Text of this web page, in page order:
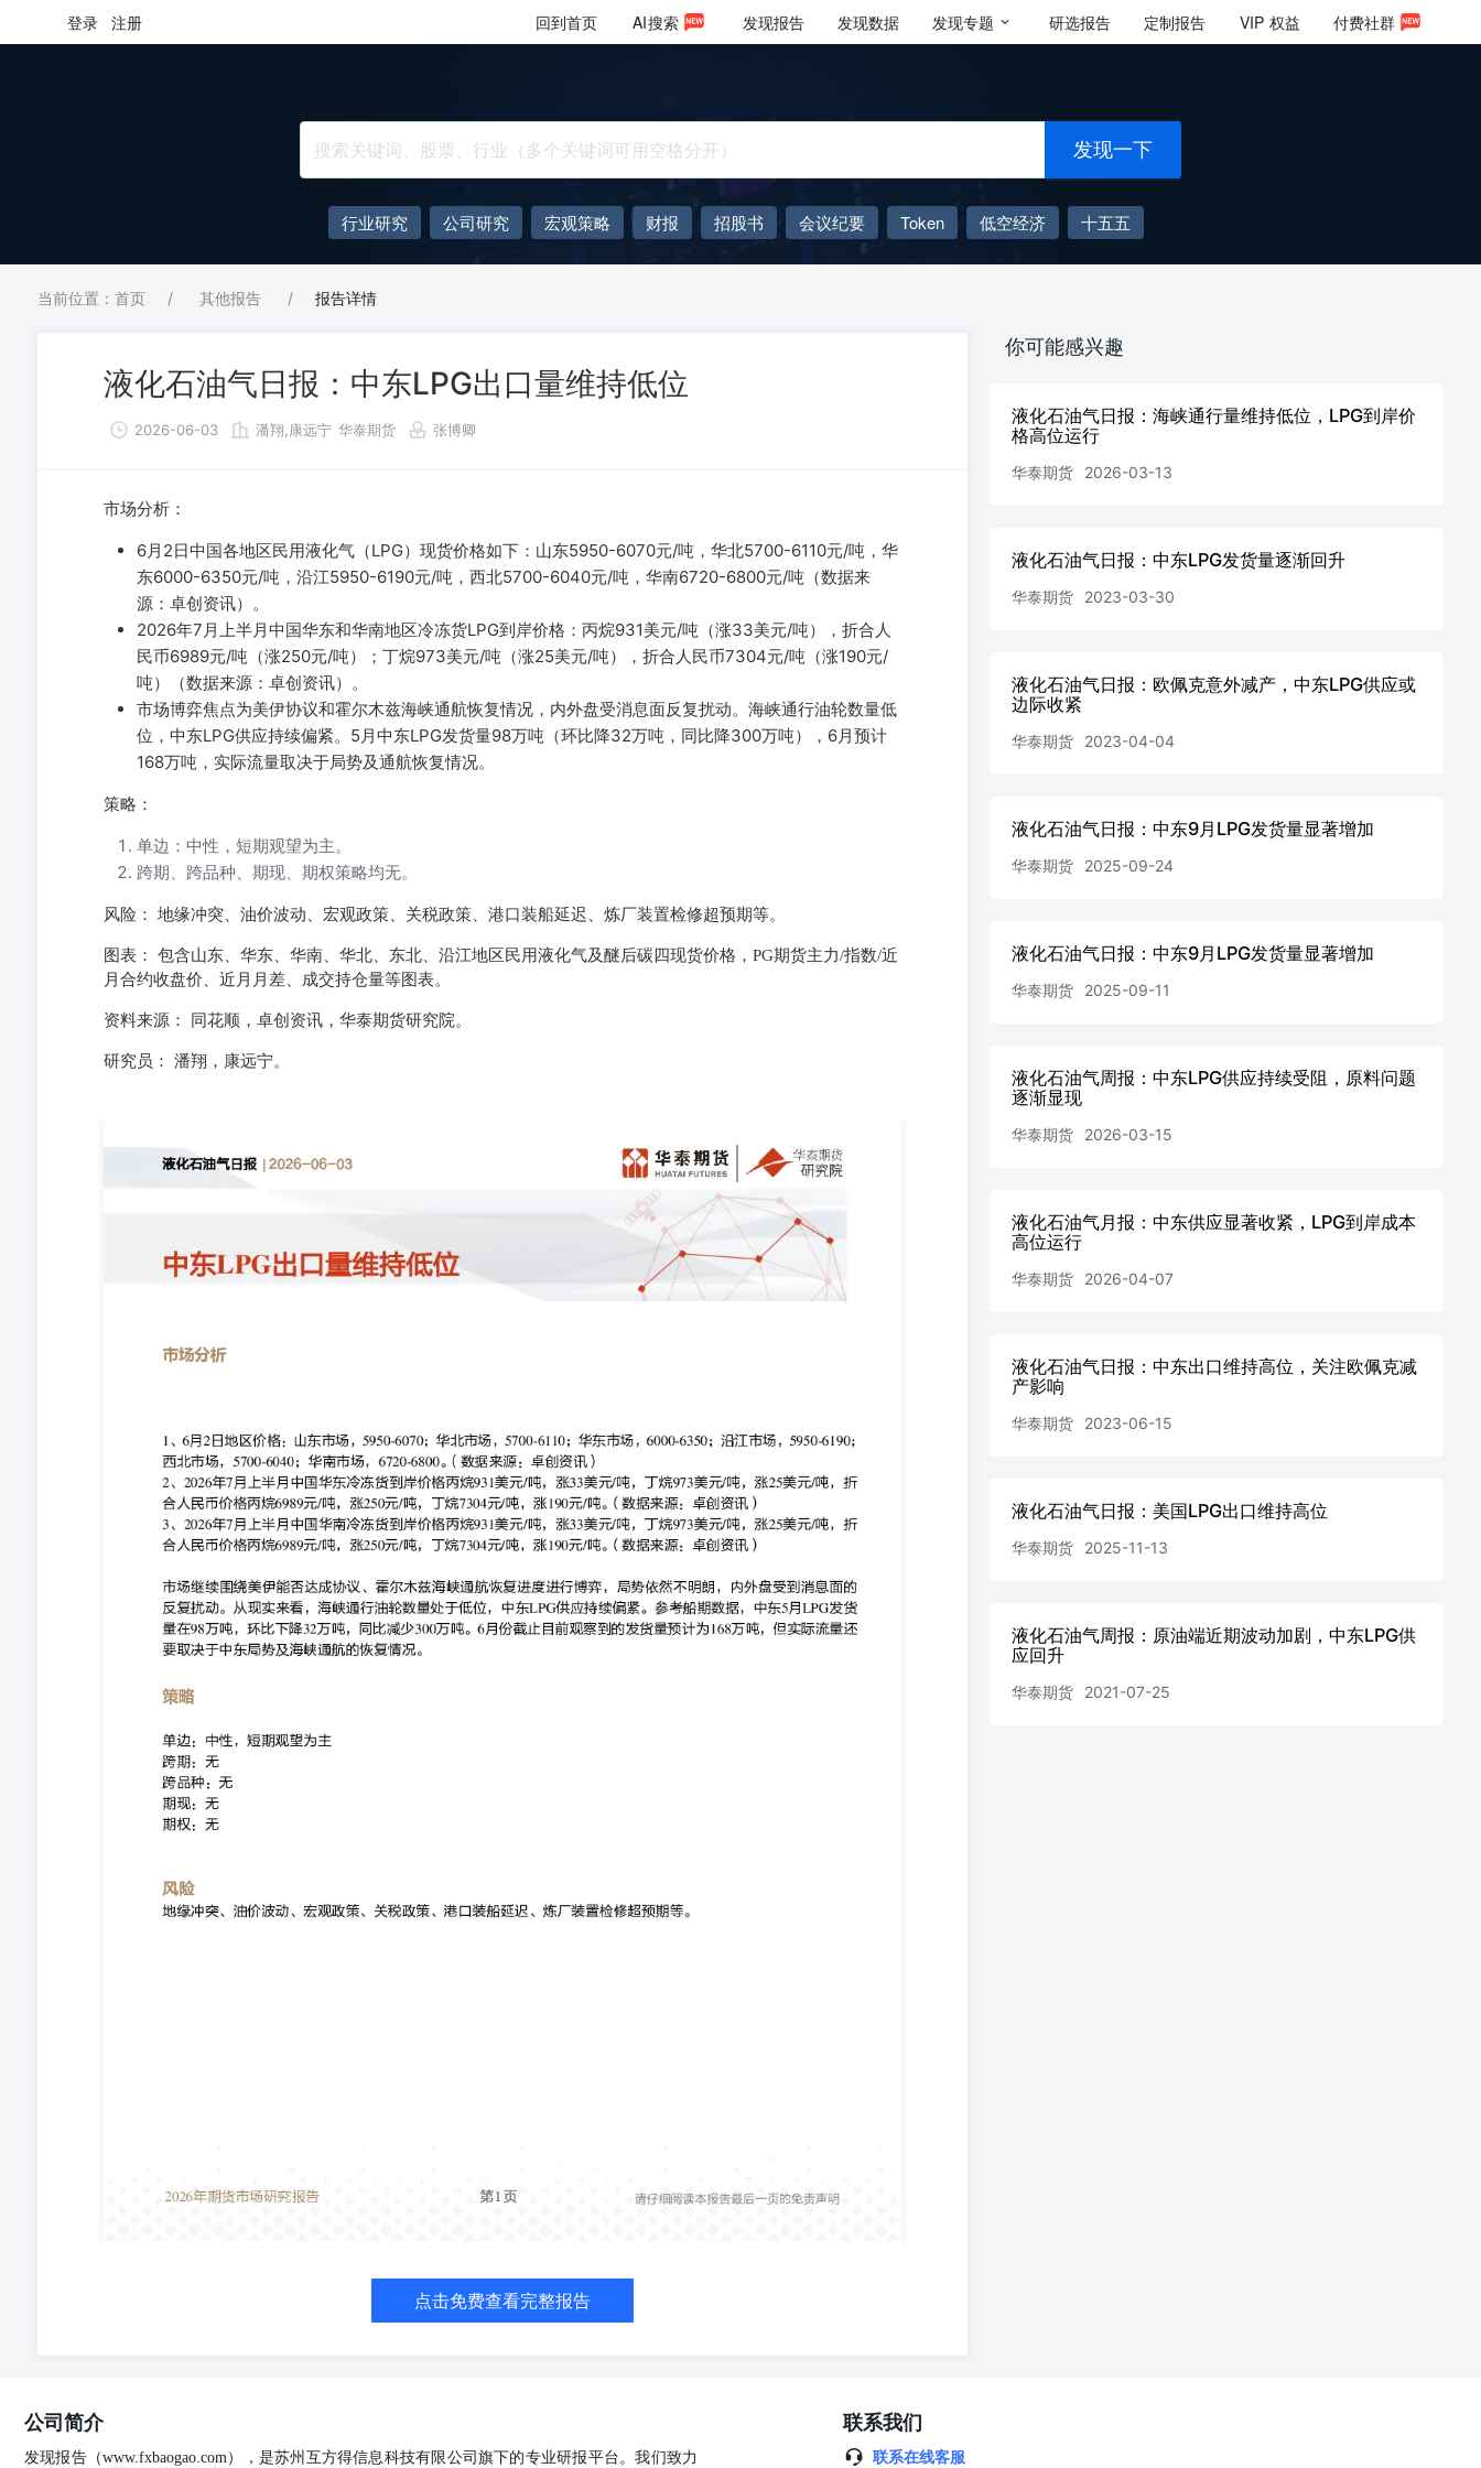
登录 注册 回到首页 AI搜索 发现报告 发现数据 发现专题 研选报告 定制报告 VIP 权益 付费社群
发现一下
行业研究 公司研究 宏观策略 财报 招股书 会议纪要 Token 低空经济
十五五
AIGC
大模型
当前位置：首页 / 其他报告 / 报告详情
液化石油气日报：中东LPG出口量维持低位
2026-06-03 潘翔,康远宁 华泰期货 张博卿
市场分析：
6月2日中国各地区民用液化气（LPG）现货价格如下：山东5950-6070元/吨，华北5700-6110元/吨，华
东6000-6350元/吨，沿江5950-6190元/吨，西北5700-6040元/吨，华南6720-6800元/吨（数据来
源：卓创资讯）。
2026年7月上半月中国华东和华南地区冷冻货LPG到岸价格：丙烷931美元/吨（涨33美元/吨），折合人
民币6989元/吨（涨250元/吨）；丁烷973美元/吨（涨25美元/吨），折合人民币7304元/吨（涨190元/
吨）（数据来源：卓创资讯）。
市场博弈焦点为美伊协议和霍尔木兹海峡通航恢复情况，内外盘受消息面反复扰动。海峡通行油轮数量低
位，中东LPG供应持续偏紧。5月中东LPG发货量98万吨（环比降32万吨，同比降300万吨），6月预计
168万吨，实际流量取决于局势及通航恢复情况。
策略：
单边：中性，短期观望为主。
跨期、跨品种、期现、期权策略均无。
风险： 地缘冲突、油价波动、宏观政策、关税政策、港口装船延迟、炼厂装置检修超预期等。
图表： 包含山东、华东、华南、华北、东北、沿江地区民用液化气及醚后碳四现货价格，PG期货主力/指数/近
月合约收盘价、近月月差、成交持仓量等图表。
资料来源： 同花顺，卓创资讯，华泰期货研究院。
研究员： 潘翔，康远宁。
西北市场，5700-6040；华南市场，6720-6800。（数据来源：卓创资讯） 2、2026年7月上半月中国华东冷冻货到岸价格丙烷931
美元/吨，涨33美元/吨，丁烷973美元/吨，涨25美元/吨，折合人民币价格丙烷6989元/吨，涨250元/吨，丁烷7304元/吨，涨190元/
吨。（数据来源：卓创资讯） 3、2026年7月上半月中国华南冷冻货到岸价格丙烷931美元/吨，涨33美元/吨，丁烷973美元/吨，
涨25美元/吨，折合人民币价格丙烷6989元/吨，涨250元/吨，丁烷7304元/吨，涨190元/吨。（数据来源：卓创资讯） 市场继续围
绕美伊能否达成协议、霍尔木兹海峡通航恢复进度进行博弈，局势依然不明朗，内外盘受到消息面的反复扰动。从现实来看，海
峡通行油轮数量处于低位，中东LPG供应持续偏紧。参考船期数据，中东5月LPG发货量在98万吨，环比下降32万吨，同比减少
300万吨。6月份截止目前观察到的发货量预计为168万吨，但实际流量还要取决于中东局势及海峡通航的恢复情况。 策略 单
吨.........................................................................................................................3图2：华东民用液化气现货价格单位：元/
吨.........................................................................................................................3图5：东北民用液化气现货价格单位：元/
吨.........................................................................................................................3图6：沿江民用液化气现货价格单位：元/
吨.........................................................................................................................3图7：山东醚后碳四现货价格单位：元/
吨.............................................................................................................................4图8：华东醚后碳四现货价格单位：元/
吨.............................................................................................................................4图9：华北醚后碳四现货价格单位：元/
吨.............................................................................................................................4图10：东北醚后碳四现货价格单位：元/
吨...........................................................................................................................4图12：西北醚后碳四现货价格单位：元/
吨...........................................................................................................................4图13：PG期货主力合约收盘价单位：元/
吨..........................................................................................................................5图14：PG期货指数收盘价单位：元/
吨..................................................................................................................................5图15：PG期货近月合约收盘价单位：
元/吨..........................................................................................................................5图16：PG期货近月月差单位：元/
吨......................................................................................................................................5图17：PG期货主力合约成交持仓量
单位：手.......................................................................................................................5图18：PG期货总成交持仓量单位：
手...................................................................................................................................5 资料来源：同花顺，卓创资讯，华泰
期货研究院 资料来源：同花顺，卓创资讯，华泰期货研究院 资料来源：同花顺，卓创资讯，华泰期货研究院 资料来源：同花
顺，卓创资讯，华泰期货研究院 资料来源：同花顺，卓创资讯，华泰期货研究院 资料来源：同花顺，卓创资讯，华泰期货研究
院 资料来源：同花顺，卓创资讯，华泰期货研究院 资料来源：同花顺，卓创资讯，华泰期货研究院 资料来源：同花顺，卓创资
院 资料来源：同花顺，钢联，华泰期货研究院 资料来源：同花顺，钢联，华泰期货研究院 资料来源：同花顺，钢联，华泰期货
研究院 资料来源：同花顺，钢联，华泰期货研究院 本期分析研究员 潘翔 康远宁 从业资格号：F3023104投资咨询号：Z0013188
点击免费查看完整报告
你可能感兴趣
液化石油气日报：海峡通行量维持低位，LPG到岸价
格高位运行
华泰期货 2026-03-13
液化石油气日报：中东LPG发货量逐渐回升
华泰期货 2023-03-30
液化石油气日报：欧佩克意外减产，中东LPG供应或
边际收紧
华泰期货 2023-04-04
液化石油气日报：中东9月LPG发货量显著增加
华泰期货 2025-09-24
液化石油气日报：中东9月LPG发货量显著增加
华泰期货 2025-09-11
液化石油气周报：中东LPG供应持续受阻，原料问题
逐渐显现
华泰期货 2026-03-15
液化石油气月报：中东供应显著收紧，LPG到岸成本
高位运行
华泰期货 2026-04-07
液化石油气日报：中东出口维持高位，关注欧佩克减
产影响
华泰期货 2023-06-15
液化石油气日报：美国LPG出口维持高位
华泰期货 2025-11-13
液化石油气周报：原油端近期波动加剧，中东LPG供
应回升
华泰期货 2021-07-25
公司简介
发现报告（www.fxbaogao.com），是苏州互方得信息科技有限公司旗下的专业研报平台。我们致力
联系我们
联系在线客服